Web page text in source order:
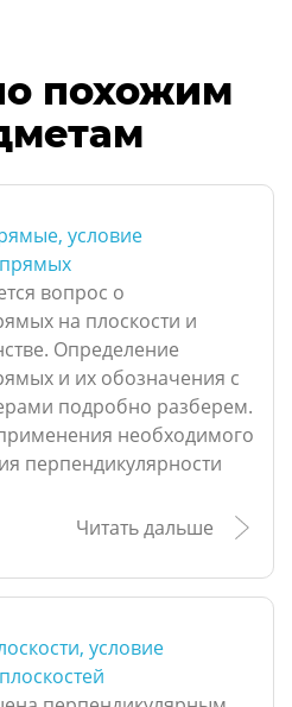
похожим
условие
вопрос о
на плоскости и
Определение
и их обозначения с
подробно разберем.
необходимого
перпендикулярности
Читать дальше
условие